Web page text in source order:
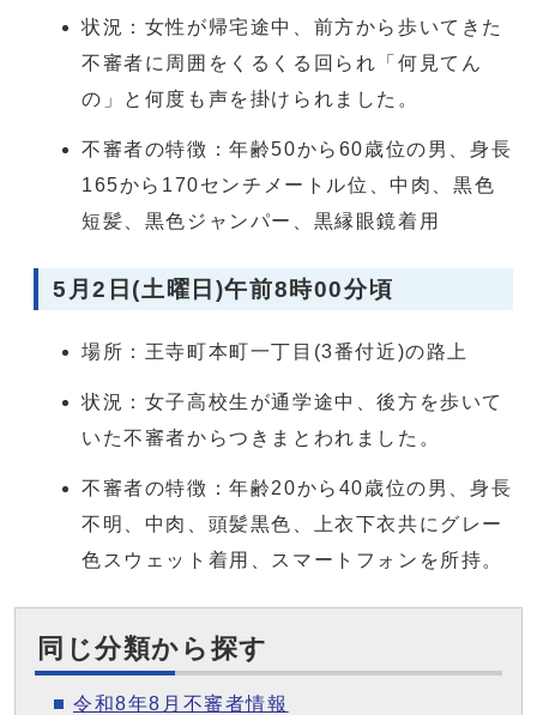
状況：女性が帰宅途中、前方から歩いてきた
不審者に周囲をくるくる回られ「何見てん
の」と何度も声を掛けられました。
不審者の特徴：年齢50から60歳位の男、身長
165から170センチメートル位、中肉、黒色
短髪、黒色ジャンパー、黒縁眼鏡着用
5月2日(土曜日)午前8時00分頃
場所：王寺町本町一丁目(3番付近)の路上
状況：女子高校生が通学途中、後方を歩いて
いた不審者からつきまとわれました。
不審者の特徴：年齢20から40歳位の男、身長
不明、中肉、頭髪黒色、上衣下衣共にグレー
色スウェット着用、スマートフォンを所持。
同じ分類から探す
令和8年8月不審者情報